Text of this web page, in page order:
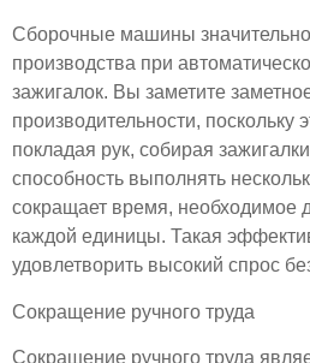
Сборочные машины
производства при
зажигалок. Вы заметите
производительности,
покладая рук, собирая
способность выполнять
сокращает время, необходимое
каждой единицы. Такая
удовлетворить высокий спрос
Сокращение ручного труда
Сокращение ручного труда